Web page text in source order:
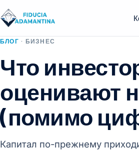
БЛОГ · БИЗНЕС
Что
оценивают
(помимо
Капитал по-прежнему